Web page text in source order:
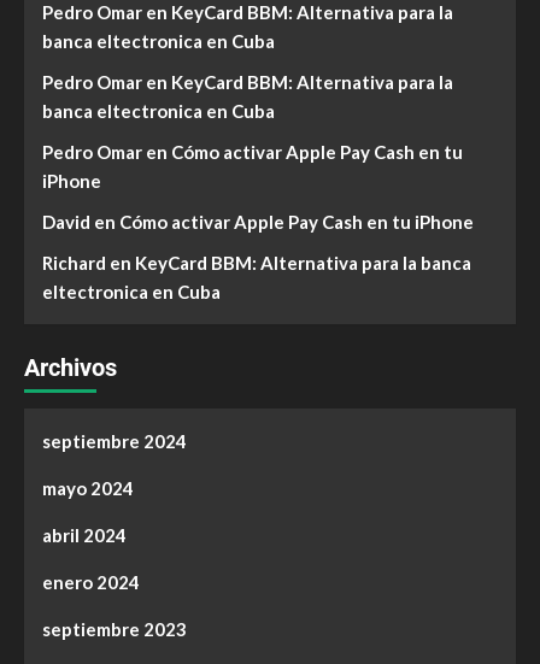
Pedro Omar en KeyCard BBM: Alternativa para la
banca eltectronica en Cuba
Pedro Omar en KeyCard BBM: Alternativa para la
banca eltectronica en Cuba
Pedro Omar en Cómo activar Apple Pay Cash en tu
iPhone
David en Cómo activar Apple Pay Cash en tu iPhone
Richard en KeyCard BBM: Alternativa para la banca
eltectronica en Cuba
Archivos
septiembre 2024
mayo 2024
abril 2024
enero 2024
septiembre 2023